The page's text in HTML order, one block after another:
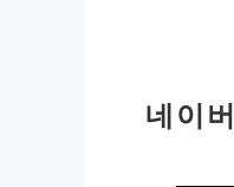
네이